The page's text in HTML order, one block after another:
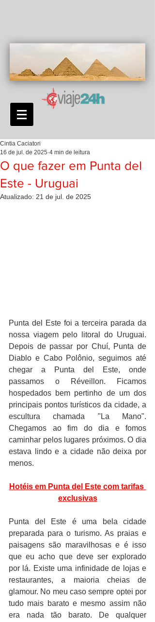
O que fazer em Punta del
Este - Uruguai
Cintia Caciatori
16 de jul. de 2025 4 min de leitura
Atualizado: 21 de jul. de 2025
Punta del Este foi a terceira parada da
nossa viagem pelo litoral do Uruguai.
Depois de passar por Chuí, Punta de
Diablo e Cabo Polônio, seguimos até
chegar a Punta del Este, onde
passamos o Réveillon. Ficamos
hospedados bem pertinho de um dos
principais pontos turísticos da cidade, a
escultura chamada "La Mano".
Chegamos ao fim do dia e fomos
caminhar pelos lugares próximos. O dia
estava lindo e a cidade não deixa por
menos.
Hotéis em Punta del Este com tarifas
exclusivas
Punta del Este é uma bela cidade
preparada para o turismo. As praias e
paisagens são maravilhosas e é isso
que eu acho que deve ser explorado
por lá. Existe uma infinidade de lojas e
restaurantes, a maioria cheias de
glamour. No meu caso sempre optei por
tudo mais barato e mesmo assim não
era nada tão barato. De qualquer